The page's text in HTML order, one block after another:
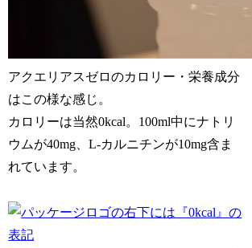
アクエリアスゼロのカロリー・栄養成分
はこの様な感じ。
カロリーは当然0kcal。100ml中にナトリ
ウムが40mg、L-カルニチンが10mg含ま
れています。